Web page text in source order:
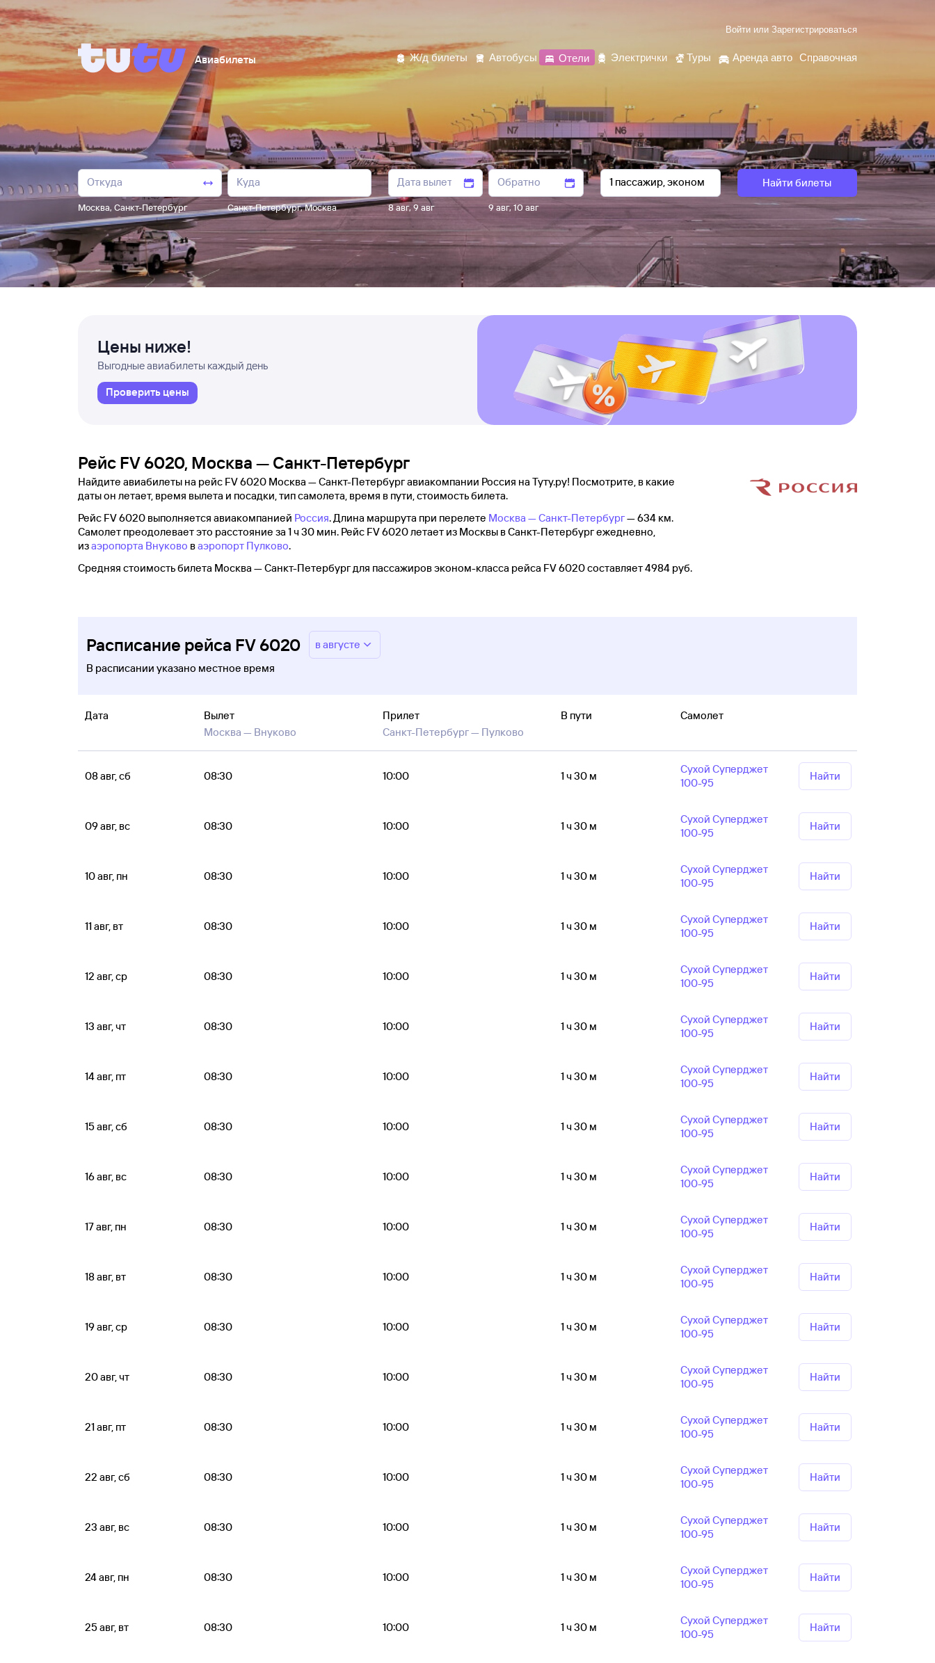
Войти или Зарегистрироваться
Авиабилеты Ж/д билеты Автобусы Отели Электрички Туры Аренда авто Справочная
Москва, Санкт-Петербург Санкт-Петербург,Москва 8 авг, 9 авг 9 авг,10 авг
Найти билеты
Цены ниже!
Выгодные авиабилеты каждый день
Проверить цены
Рейс FV 6020, Москва — Санкт-Петербург
Найдите авиабилеты на рейс FV 6020 Москва — Санкт-Петербург авиакомпании Россия на Туту.ру! Посмотрите, в какие
даты он летает, время вылета и посадки, тип самолета, время в пути, стоимость билета.
Рейс FV 6020 выполняется авиакомпанией Россия. Длина маршрута при перелете Москва — Санкт-Петербург— 634 км.
Самолет преодолевает это расстояние за 1 ч 30 мин. Рейс FV 6020 летает из Москвы в Санкт-Петербург ежедневно,
изаэропорта Внуково ваэропорт Пулково.
Средняя стоимость билета Москва — Санкт-Петербург для пассажиров эконом-класса рейса FV 6020 составляет 4984 руб.
Расписание рейса FV 6020
в августе
В расписании указано местное время
Дата
Вылет
Москва — Внуково
Прилет
Санкт-Петербург — Пулково
В пути Самолет
08 авг, сб 08:30 10:00 1 ч 30 м
Сухой Суперджет
100-95
Найти
09 авг, вс 08:30 10:00 1 ч 30 м
Сухой Суперджет
100-95
Найти
10 авг, пн 08:30 10:00 1 ч 30 м
Сухой Суперджет
100-95
Найти
11 авг, вт 08:30 10:00 1 ч 30 м
Сухой Суперджет
100-95
Найти
12 авг, ср 08:30 10:00 1 ч 30 м
Сухой Суперджет
100-95
Найти
13 авг, чт 08:30 10:00 1 ч 30 м
Сухой Суперджет
100-95
Найти
14 авг, пт 08:30 10:00 1 ч 30 м
Сухой Суперджет
100-95
Найти
15 авг, сб 08:30 10:00 1 ч 30 м
Сухой Суперджет
100-95
Найти
16 авг, вс 08:30 10:00 1 ч 30 м
Сухой Суперджет
100-95
Найти
17 авг, пн 08:30 10:00 1 ч 30 м
Сухой Суперджет
100-95
Найти
18 авг, вт 08:30 10:00 1 ч 30 м
Сухой Суперджет
100-95
Найти
19 авг, ср 08:30 10:00 1 ч 30 м
Сухой Суперджет
100-95
Найти
20 авг, чт 08:30 10:00 1 ч 30 м
Сухой Суперджет
100-95
Найти
21 авг, пт 08:30 10:00 1 ч 30 м
Сухой Суперджет
100-95
Найти
22 авг, сб 08:30 10:00 1 ч 30 м
Сухой Суперджет
100-95
Найти
23 авг, вс 08:30 10:00 1 ч 30 м
Сухой Суперджет
100-95
Найти
24 авг, пн 08:30 10:00 1 ч 30 м
Сухой Суперджет
100-95
Найти
25 авг, вт 08:30 10:00 1 ч 30 м
Сухой Суперджет
100-95
Найти